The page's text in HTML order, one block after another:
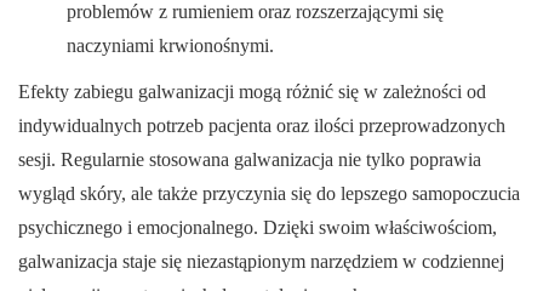
problemów z rumieniem oraz rozszerzającymi się
naczyniami krwionośnymi.
Efekty zabiegu galwanizacji mogą różnić się w zależności od
indywidualnych potrzeb pacjenta oraz ilości przeprowadzonych
sesji. Regularnie stosowana galwanizacja nie tylko poprawia
wygląd skóry, ale także przyczynia się do lepszego samopoczucia
psychicznego i emocjonalnego. Dzięki swoim właściwościom,
galwanizacja staje się niezastąpionym narzędziem w codziennej